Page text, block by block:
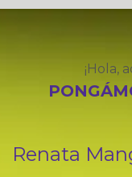
¡Hola,
Renata